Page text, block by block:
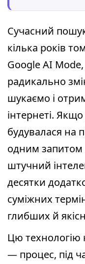
Сучасний
кілька років
Google AI
радикально
шукаємо і
інтернеті.
будувалася на
одним запитом
штучний
десятки
суміжних
глибших й
Цю технологію
— процес, під